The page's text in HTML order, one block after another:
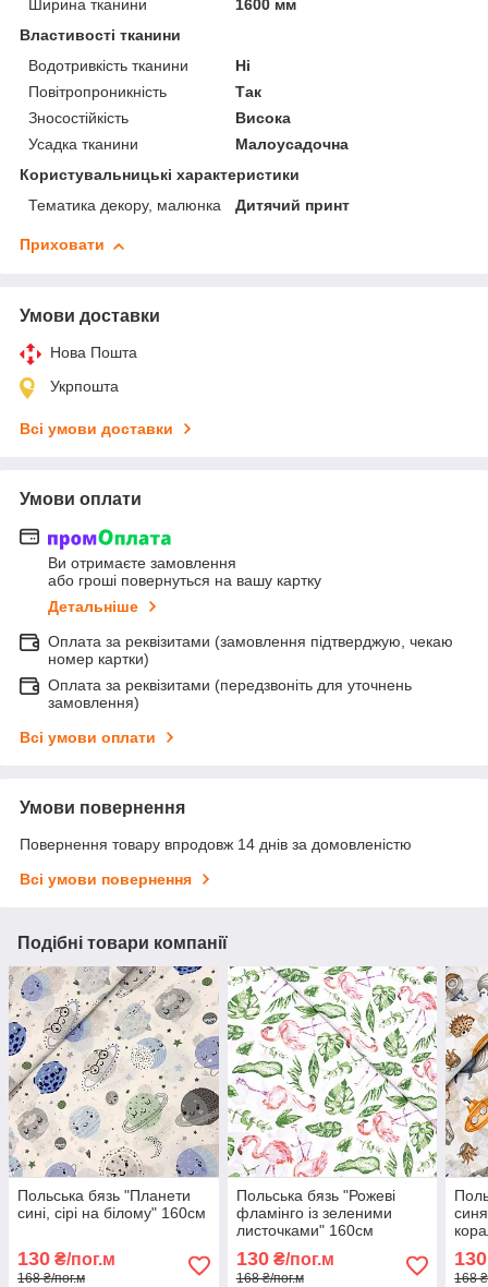
Ширина тканини
1600 мм
Властивості тканини
Водотривкість тканини
Ні
Повітропроникність
Так
Зносостійкість
Висока
Усадка тканини
Малоусадочна
Користувальницькі характеристики
Тематика декору, малюнка
Дитячий принт
Приховати
Умови доставки
Нова Пошта
Укрпошта
Всі умови доставки
Умови оплати
Ви отримаєте замовлення
або гроші повернуться на вашу картку
Детальніше
Оплата за реквізитами (замовлення підтверджую, чекаю
номер картки)
Оплата за реквізитами (передзвоніть для уточнень
замовлення)
Всі умови оплати
Умови повернення
Повернення товару впродовж 14 днів за домовленістю
Всі умови повернення
Подібні товари компанії
Польська бязь "Планети
сині, сірі на білому" 160см
130 ₴/пог.м
168 ₴/пог.м
Польська бязь "Рожеві
фламінго із зеленими
листочками" 160см
130₴/пог.м
168 ₴/пог.м
130
168